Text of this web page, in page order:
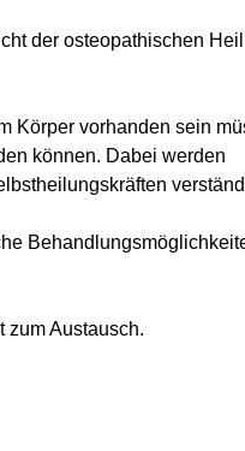
der osteopathischen
Körper vorhanden sein
können. Dabei werden
zum Austausch.